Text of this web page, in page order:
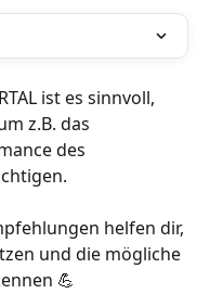
ist es sinnvoll,
z.B. das
des
helfen dir,
und die mögliche
💪